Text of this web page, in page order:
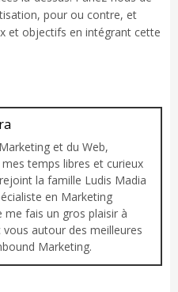
pour ou contre, et
et objectifs en intégrant cette
et du Web,
temps libres et curieux
la famille Ludis Madia
en Marketing
me fais un gros plaisir à
vous autour des meilleures
Marketing.